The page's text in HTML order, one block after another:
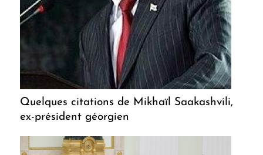
Quelques citations de Mikhaïl Saakashvili,
ex-président géorgien